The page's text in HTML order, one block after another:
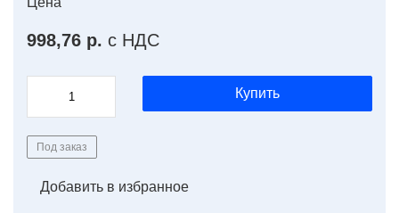
998,76 р. с НДС
Купить
Под заказ
Добавить в избранное